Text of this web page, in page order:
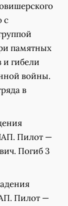
с
памятных
и гибели
войны.
в
Пилот —
Погиб 3
Пилот —